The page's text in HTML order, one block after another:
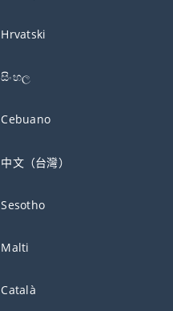
Hrvatski
සිංහල
Cebuano
中文（台灣）
Sesotho
Malti
Català